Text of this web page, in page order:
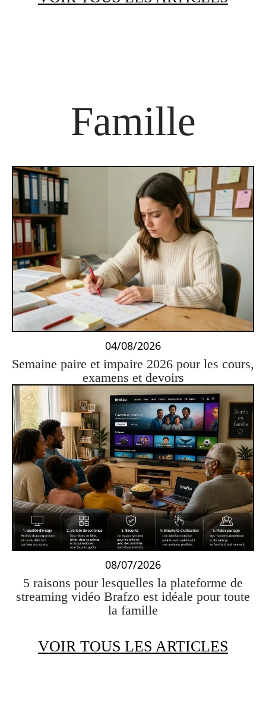
Famille
04/08/2026
Semaine paire et impaire 2026 pour les cours,
examens et devoirs
08/07/2026
5 raisons pour lesquelles la plateforme de
streaming vidéo Brafzo est idéale pour toute
la famille
VOIR TOUS LES ARTICLES